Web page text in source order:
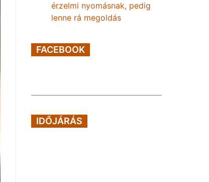
érzelmi nyomásnak, pedig
lenne rá megoldás
FACEBOOK
IDŐJÁRÁS